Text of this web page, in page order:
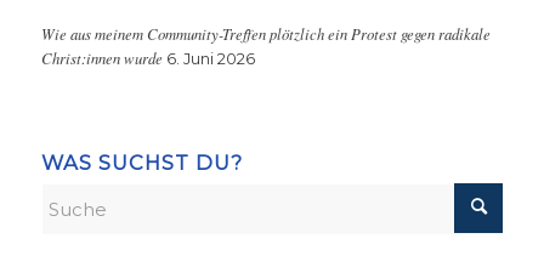
Wie aus meinem Community-Treffen plötzlich ein Protest gegen radikale
Christ:innen wurde 6. Juni 2026
WAS SUCHST DU?